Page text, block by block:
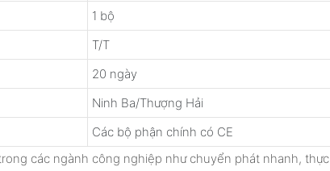
1 bộ
T/T
20 ngày
Ninh Ba/Thượng Hải
Các bộ phận chính có CE
các ngành công nghiệp như chuyển phát nhanh, thực